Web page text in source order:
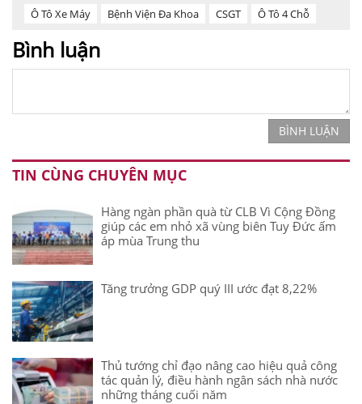
Ô Tô Xe Máy
Bệnh Viện Đa Khoa CSGT Ô Tô 4 Chỗ
Bình luận
BÌNH LUẬN
TIN CÙNG CHUYÊN MỤC
Hàng ngàn phần quà từ CLB Vì Cộng Đồng
giúp các em nhỏ xã vùng biên Tuy Đức ấm
áp mùa Trung thu
Tăng trưởng GDP quý III ước đạt 8,22%
Thủ tướng chỉ đạo nâng cao hiệu quả công
tác quản lý, điều hành ngân sách nhà nước
những tháng cuối năm